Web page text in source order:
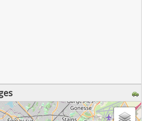
patienter...